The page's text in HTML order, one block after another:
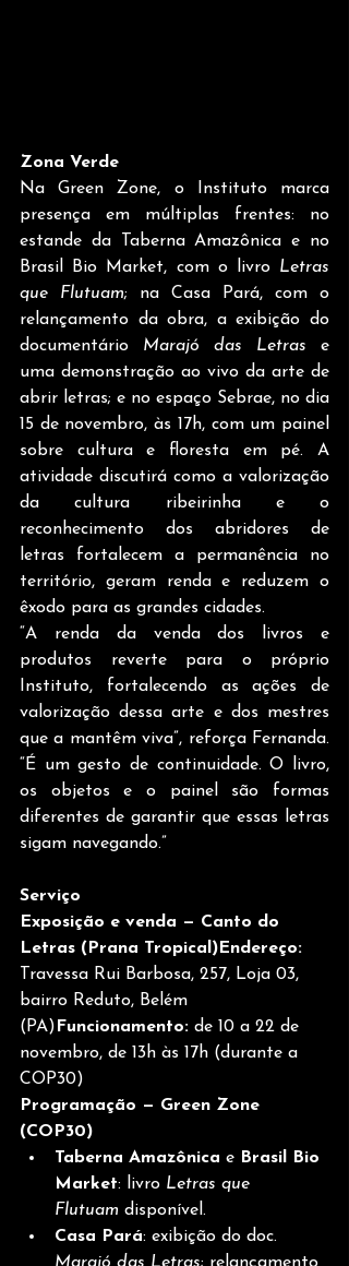
Zona Verde
Na Green Zone, o Instituto marca
presença em múltiplas frentes: no
estande da Taberna Amazônica e no
Brasil Bio Market, com o livro Letras
que Flutuam; na Casa Pará, com o
relançamento da obra, a exibição do
documentário Marajó das Letras e
uma demonstração ao vivo da arte de
abrir letras; e no espaço Sebrae, no dia
15 de novembro, às 17h, com um painel
sobre cultura e floresta em pé. A
atividade discutirá como a valorização
da cultura ribeirinha e o
reconhecimento dos abridores de
letras fortalecem a permanência no
território, geram renda e reduzem o
êxodo para as grandes cidades.
“A renda da venda dos livros e
produtos reverte para o próprio
Instituto, fortalecendo as ações de
valorização dessa arte e dos mestres
que a mantêm viva”, reforça Fernanda.
“É um gesto de continuidade. O livro,
os objetos e o painel são formas
diferentes de garantir que essas letras
sigam navegando.”
Serviço
Exposição e venda — Canto do
Letras (Prana Tropical)Endereço:
Travessa Rui Barbosa, 257, Loja 03,
bairro Reduto, Belém
(PA) Funcionamento: de 10 a 22 de
novembro, de 13h às 17h (durante a
COP30)
Programação — Green Zone
(COP30)
Taberna Amazônica e Brasil Bio
Market: livro Letras que
Flutuam disponível.
Casa Pará: exibição do doc.